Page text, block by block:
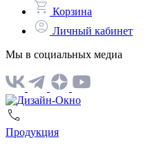
Корзина
Личный кабинет
Мы в социальных медиа
Продукция